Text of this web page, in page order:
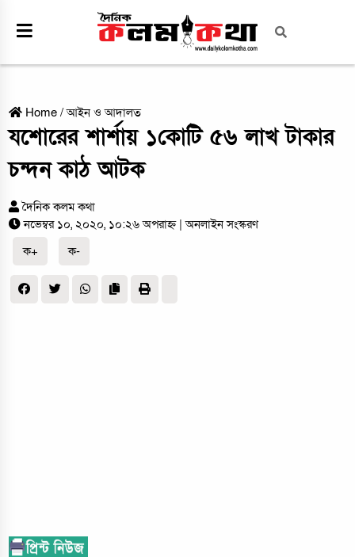
Home /আইন ও আদালত
যশোরের শার্শায় ১কোটি ৫৬ লাখ টাকার
চন্দন কাঠ আটক
দৈনিক কলম কথা
নভেম্বর ১০, ২০২০, ১০:২৬ অপরাহ্ন | অনলাইন সংস্করণ
ক+
ক-